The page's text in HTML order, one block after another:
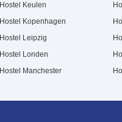
Hostel Keulen
Hostel Kopenhagen
Hostel Leipzig
Hostel Londen
Hostel Manchester